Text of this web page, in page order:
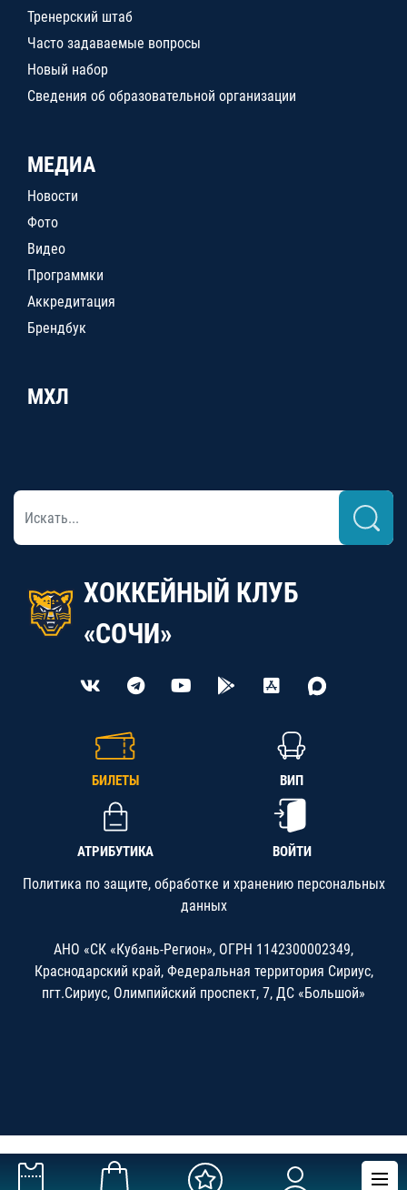
Тренерский штаб
Часто задаваемые вопросы
Новый набор
Сведения об образовательной организации
МЕДИА
Новости
Фото
Видео
Программки
Аккредитация
Брендбук
МХЛ
ХОККЕЙНЫЙ КЛУБ
«СОЧИ»
БИЛЕТЫ ВИП
АТРИБУТИКА ВОЙТИ
Политика по защите, обработке и хранению персональных
данных
АНО «СК «Кубань-Регион», ОГРН 1142300002349,
Краснодарский край, Федеральная территория Сириус,
пгт.Сириус, Олимпийский проспект, 7, ДС «Большой»